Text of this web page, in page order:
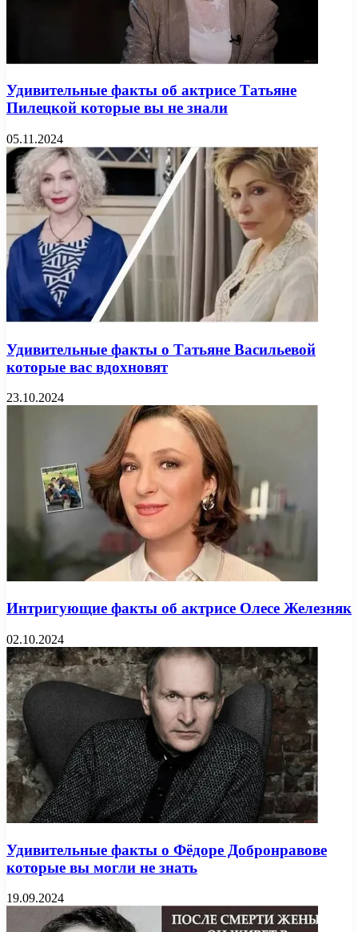
Удивительные факты об актрисе Татьяне
Пилецкой которые вы не знали
05.11.2024
Удивительные факты о Татьяне Васильевой
которые вас вдохновят
23.10.2024
Интригующие факты об актрисе Олесе Железняк
02.10.2024
Удивительные факты о Фёдоре Добронравове
которые вы могли не знать
19.09.2024